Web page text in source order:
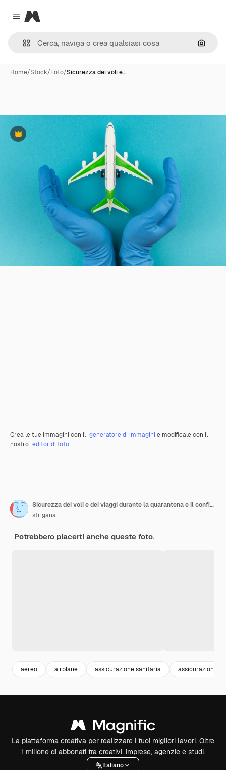
Close menu
Magnific
Cerca
Home/Stock/Foto/Sicurezza dei voli e…
Premium
Crea le tue immagini con il generatore di immagini e modificale con il
nostro editor di foto.
Sicurezza dei voli e dei viaggi durante la quarantena e il confinamento
strigana
Potrebbero piacerti anche queste foto.
aereo airplane assicurazione sanitaria assicurazione
La piattaforma creativa per realizzare i tuoi migliori lavori. Oltre
1 milione di abbonati tra creativi, imprese, agenzie e studi.
Italiano